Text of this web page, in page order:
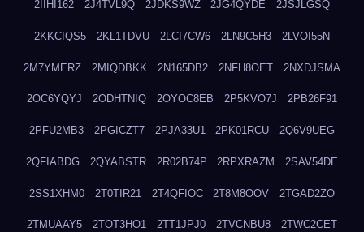
2IIHI162 2J4TVL9Q 2JDKS9WZ 2JG4QYDE 2JSJLGSQ
2KKCIQS5 2KL1TDVU 2LCI7CW6 2LN9C5H3 2LVOI55N
2M7YMERZ 2MIQDBKK 2N165DB2 2NFH8OET 2NXDJSMA
2OC6YQYJ 2ODHTNIQ 2OYOC8EB 2P5KVO7J 2PB26F91
2PFU2MB3 2PGICZT7 2PJA33U1 2PK01RCU 2Q6V9UEG
2QFIABDG 2QYABSTR 2R02B74P 2RPXRAZM 2SAV54DE
2SS1XHM0 2T0TIR21 2T4QFIOC 2T8M8OOV 2TGAD2ZO
2TMUAAY5 2TOT3HO1 2TT1JPJ0 2TVCNBU8 2TWC2CET